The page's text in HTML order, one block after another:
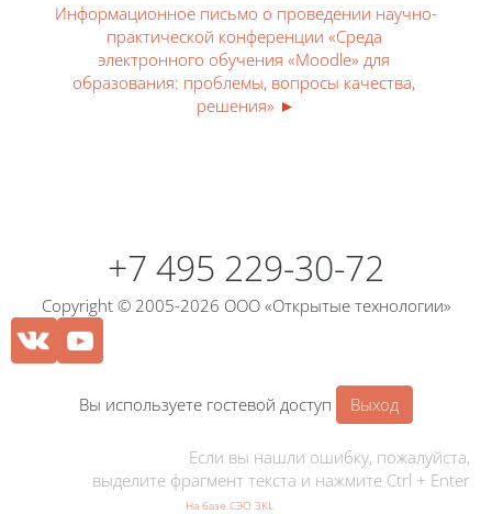
Информационное письмо о проведении научно-
практической конференции «Среда
электронного обучения «Moodle» для
образования: проблемы, вопросы качества,
решения» ►
+7 495 229-30-72
Copyright © 2005-2026 ООО «Открытые технологии»
Вы используете гостевой доступ Выход
Если вы нашли ошибку, пожалуйста,
выделите фрагмент текста и нажмите Ctrl + Enter
На базе СЭО 3KL